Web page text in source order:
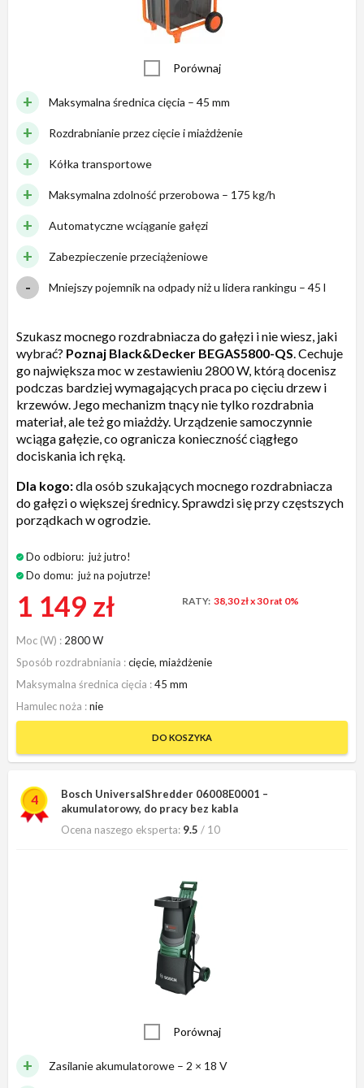
Porównaj
Maksymalna średnica cięcia – 45 mm
Rozdrabnianie przez cięcie i miażdżenie
Kółka transportowe
Maksymalna zdolność przerobowa – 175 kg/h
Automatyczne wciąganie gałęzi
Zabezpieczenie przeciążeniowe
Mniejszy pojemnik na odpady niż u lidera rankingu – 45 l
Szukasz mocnego rozdrabniacza do gałęzi i nie wiesz, jaki
wybrać? Poznaj Black&Decker BEGAS5800-QS . Cechuje
go największa moc w zestawieniu 2800 W, którą docenisz
podczas bardziej wymagających praca po cięciu drzew i
krzewów. Jego mechanizm tnący nie tylko rozdrabnia
materiał, ale też go miażdży. Urządzenie samoczynnie
wciąga gałęzie, co ogranicza konieczność ciągłego
dociskania ich ręką.
Dla kogo:dla osób szukających mocnego rozdrabniacza
do gałęzi o większej średnicy. Sprawdzi się przy częstszych
porządkach w ogrodzie.
Do odbioru: już jutro!
Do domu: już na pojutrze!
1 149 zł RATY: 38,30 złx 30 rat 0%
Moc (W)
2800 W
Sposób rozdrabniania
cięcie, miażdżenie
Maksymalna średnica cięcia
45 mm
Hamulec noża
nie
DO KOSZYKA
4
Bosch UniversalShredder 06008E0001 –
akumulatorowy, do pracy bez kabla
Ocena naszego eksperta: 9.5 / 10
Porównaj
Zasilanie akumulatorowe – 2 × 18 V